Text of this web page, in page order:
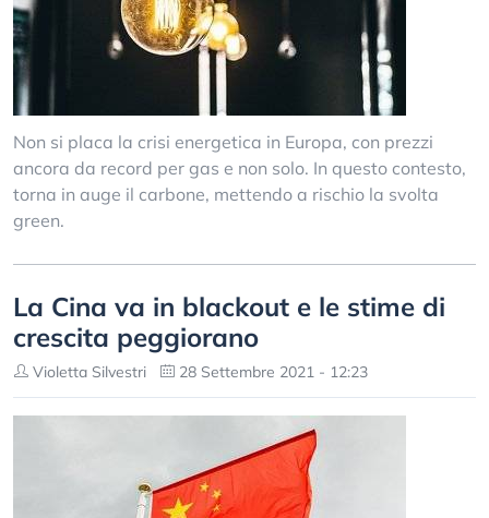
Non si placa la crisi energetica in Europa, con prezzi
ancora da record per gas e non solo. In questo contesto,
torna in auge il carbone, mettendo a rischio la svolta
green.
La Cina va in blackout e le stime di
crescita peggiorano
Violetta Silvestri 28 Settembre 2021 - 12:23